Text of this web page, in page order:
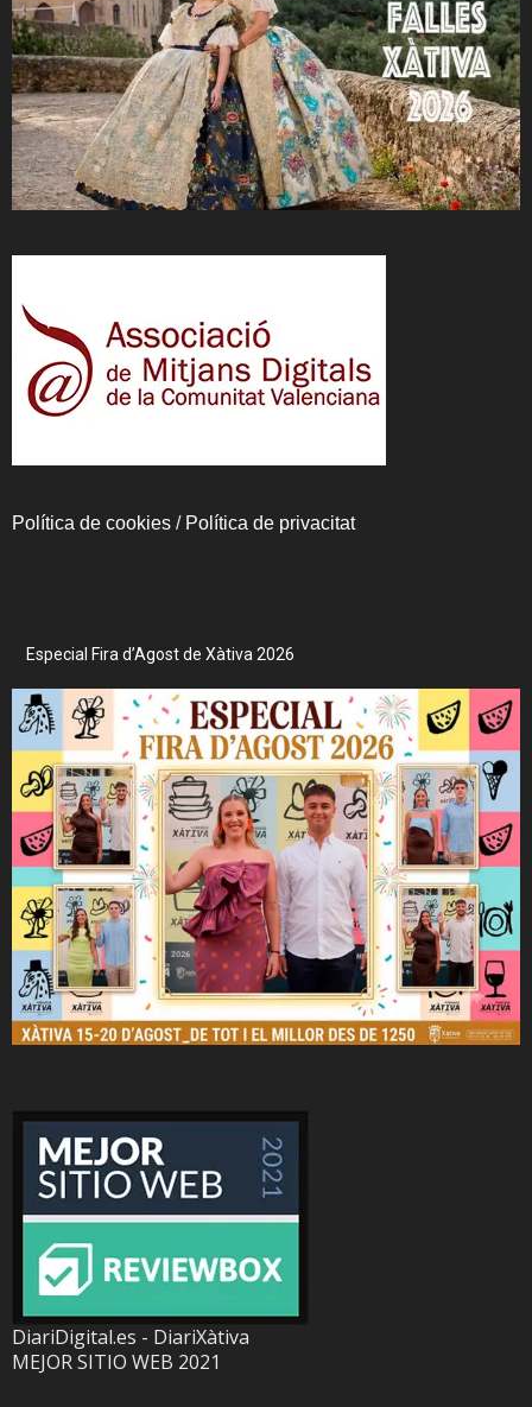
Política de cookies / Política de privacitat
Especial Fira d’Agost de Xàtiva 2026
DiariDigital.es - DiariXàtiva
MEJOR SITIO WEB 2021